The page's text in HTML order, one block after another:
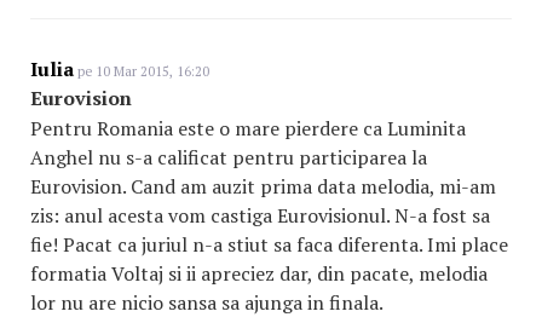
Iulia pe 10 Mar 2015, 16:20
Eurovision
Pentru Romania este o mare pierdere ca Luminita
Anghel nu s-a calificat pentru participarea la
Eurovision. Cand am auzit prima data melodia, mi-am
zis: anul acesta vom castiga Eurovisionul. N-a fost sa
fie! Pacat ca juriul n-a stiut sa faca diferenta. Imi place
formatia Voltaj si ii apreciez dar, din pacate, melodia
lor nu are nicio sansa sa ajunga in finala.